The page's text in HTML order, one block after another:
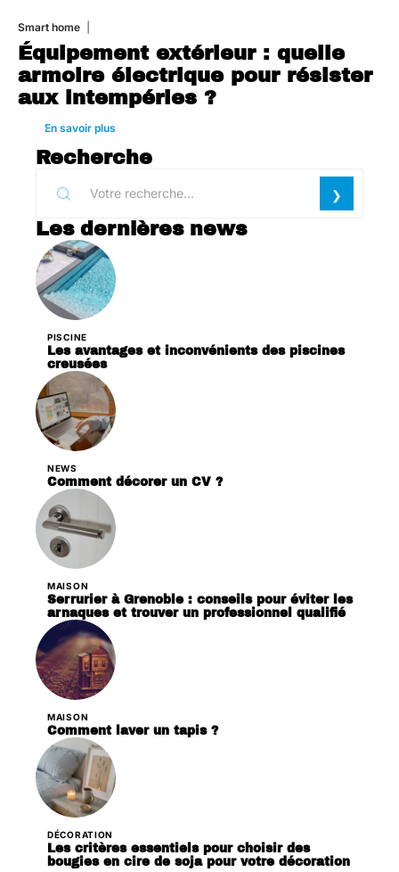
Smart home
Équipement extérieur : quelle
armoire électrique pour résister
aux intempéries ?
En savoir plus
Recherche
Les dernières news
PISCINE
Les avantages et inconvénients des piscines
creusées
NEWS
Comment décorer un CV ?
MAISON
Serrurier à Grenoble : conseils pour éviter les
arnaques et trouver un professionnel qualifié
MAISON
Comment laver un tapis ?
DÉCORATION
Les critères essentiels pour choisir des
bougies en cire de soja pour votre décoration